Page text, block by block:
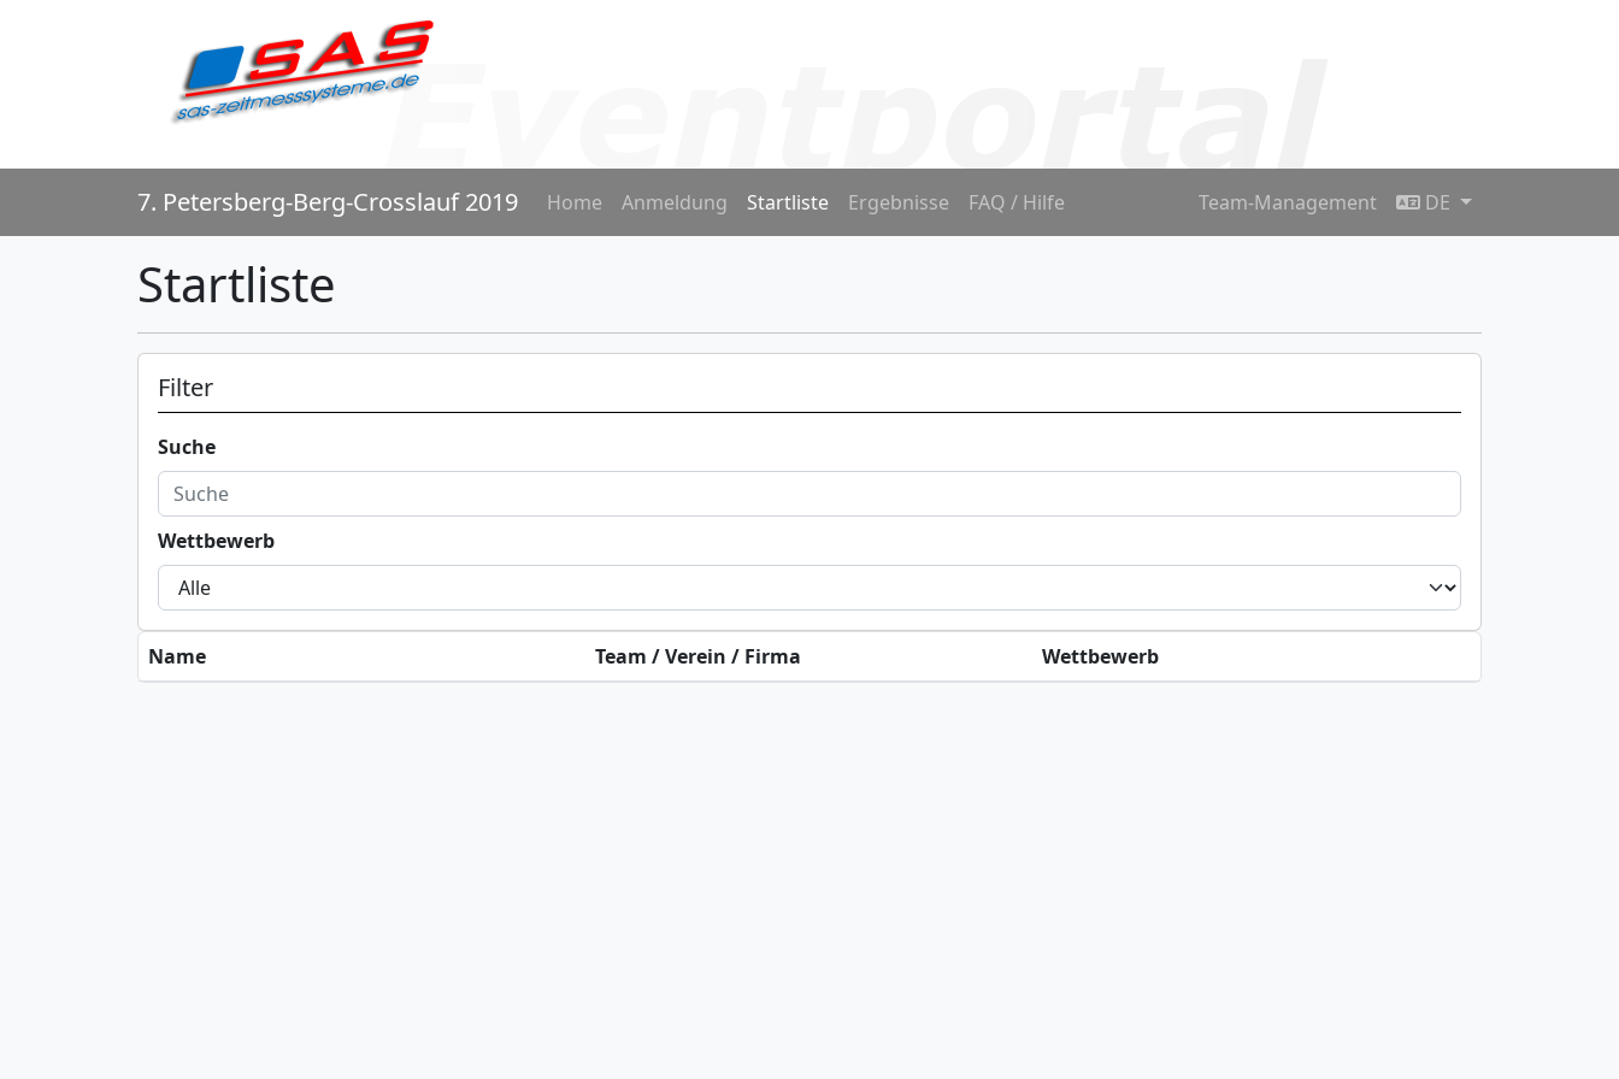
7. Petersberg-Berg-Crosslauf 2019 Home Anmeldung Startliste Ergebnisse FAQ / Hilfe Team-Management DE
Startliste
Filter
Suche
Wettbewerb
Name Team / Verein / Firma Wettbewerb